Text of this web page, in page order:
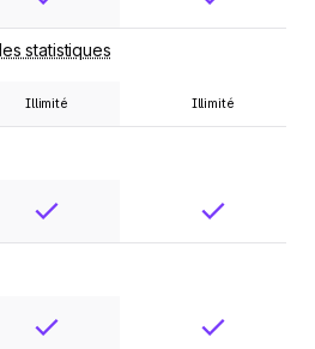
statistiques
Illimité Illimité